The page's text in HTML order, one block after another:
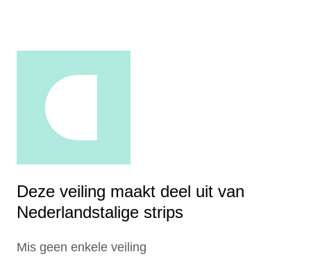
Deze veiling maakt deel uit van
Nederlandstalige strips
Mis geen enkele veiling